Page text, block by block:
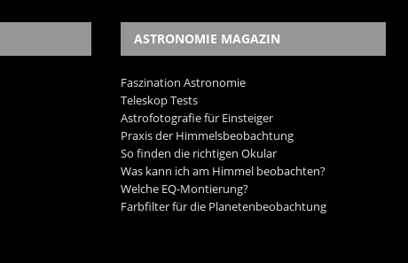
ASTRONOMIE MAGAZIN
Faszination Astronomie
Teleskop Tests
Astrofotografie für Einsteiger
Praxis der Himmelsbeobachtung
So finden die richtigen Okular
Was kann ich am Himmel beobachten?
Welche EQ-Montierung?
Farbfilter für die Planetenbeobachtung